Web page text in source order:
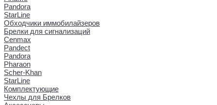
Pandora
StarLine
Обходчики иммобилайзеров
Брелки для сигнализаций
Cenmax
Pandect
Pandora
Pharaon
Scher-Khan
StarLine
Комплектующие
Чехлы для Брелков